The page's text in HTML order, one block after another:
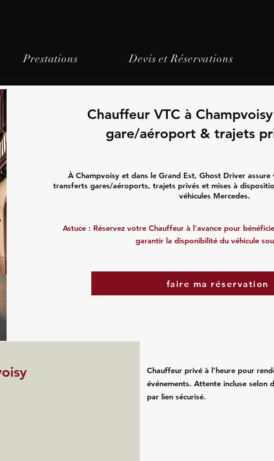
Prestations Devis et Réservations
Chauffeur VTC à
gare/aéroport & trajets
À Champvoisy et dans le Grand Est, Ghost Driver
transferts gares/aéroports, trajets privés et mises à
véhicules Mercedes.
Astuce : Réservez votre Chauffeur à l'avance pour
garantir la disponibilité du véhicule
faire ma réservation
Chauffeur privé à l’heure pour
événements. Attente incluse selon
par lien sécurisé.